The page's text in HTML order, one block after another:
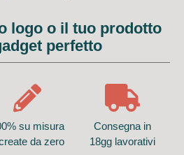
logo o il tuo prodotto
perfetto
su misura
da zero
Consegna in
18gg lavorativi